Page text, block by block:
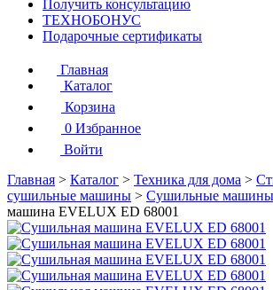
Получить консультацию
ТЕХНОБОНУС
Подарочные сертификаты
Главная
Каталог
Корзина
0 Избранное
Войти
Главная > Каталог > Техника для дома >
сушильные машины > Сушильные машины
машина EVELUX ED 68001